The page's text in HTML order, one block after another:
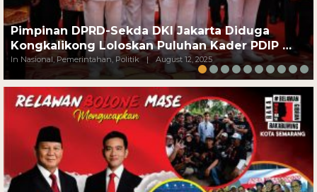
Pimpinan DPRD-Sekda DKI Jakarta Diduga
Kongkalikong Loloskan Puluhan Kader PDIP …
In Nasional, Pemerintahan, Politik | August 12, 2025